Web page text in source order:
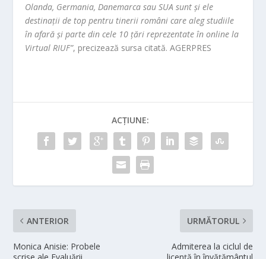
Olanda, Germania, Danemarca sau SUA sunt şi ele
destinaţii de top pentru tinerii români care aleg studiile
în afară şi parte din cele 10 ţări reprezentate în online la
Virtual RIUF”, precizează sursa citată. AGERPRES
ACȚIUNE:
ANTERIOR
Monica Anisie: Probele
scrise ale Evaluării
URMĂTORUL
Admiterea la ciclul de
licenţă în învăţământul